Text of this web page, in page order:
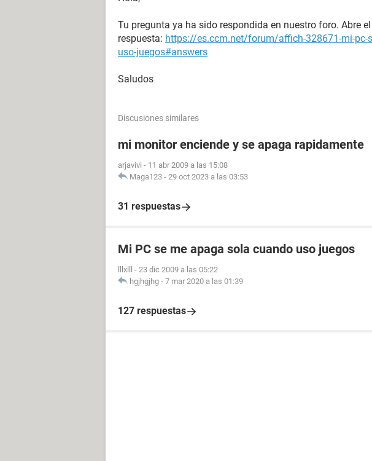
Tu pregunta ya ha sido respondida en nuestro foro. Abre
respuesta: https://es.ccm.net/forum/affich-328671-mi-pc-
uso-juegos#answers
Saludos
Discusiones similares
mi monitor enciende y se apaga rapidamente
arjavivi - 11 abr 2009 a las 15:08
Maga123 - 29 oct 2023 a las 03:53
31 respuestas
Mi PC se me apaga sola cuando uso juegos
lllxlll - 23 dic 2009 a las 05:22
hgjhgjhg - 7 mar 2020 a las 01:39
127 respuestas